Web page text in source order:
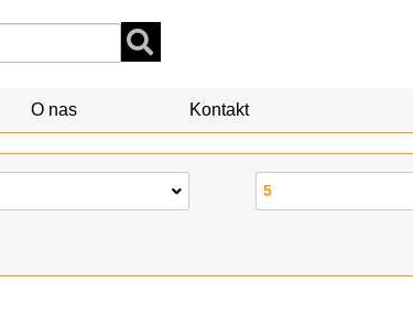
O nas Kontakt
5